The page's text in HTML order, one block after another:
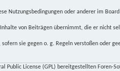
Nutzungsbedingungen oder anderer im
von Beiträgen übernimmt, die er nicht
sie gegen o. g. Regeln verstoßen oder
Public License (GPL) bereitgestellten